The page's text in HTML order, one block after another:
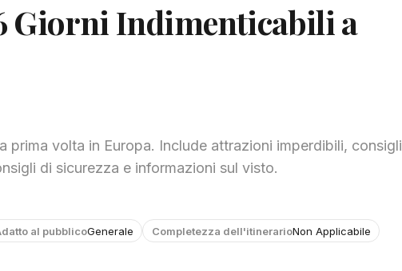
Giorni Indimenticabili a
volta in Europa. Include attrazioni imperdibili, consigli
di sicurezza e informazioni sul visto.
al pubblicoGenerale Completezza dell'itinerarioNon Applicabile